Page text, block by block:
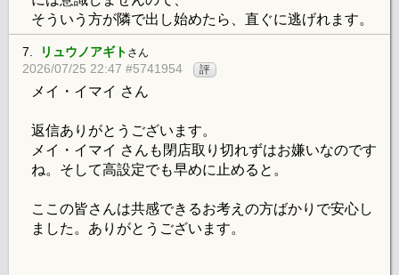
そういう方が隣で出し始めたら、直ぐに逃げれます。
7. リュウノアギト さん
2026/07/25 22:47 #5741954 評
メイ・イマイ さん
返信ありがとうございます。
メイ・イマイ さんも閉店取り切れずはお嫌いなのです
ね。そして高設定でも早めに止めると。
ここの皆さんは共感できるお考えの方ばかりで安心し
ました。ありがとうございます。